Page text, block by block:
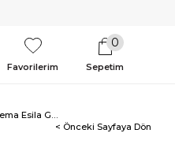
Sepetim
0
Favorilerim
Haşema Esila Geometrik Desenli Lacivert 5 Parça Tam Tesettür Mayo Takımı 2934
< Önceki Sayfaya Dön